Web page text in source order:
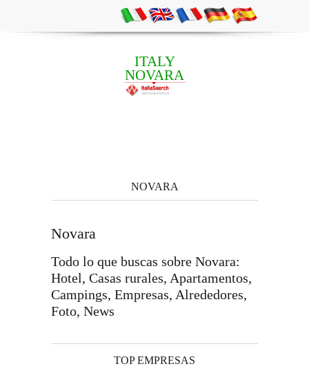
ITALY
NOVARA
NOVARA
Novara
Todo lo que buscas sobre Novara:
Hotel, Casas rurales, Apartamentos,
Campings, Empresas, Alrededores,
Foto, News
TOP EMPRESAS